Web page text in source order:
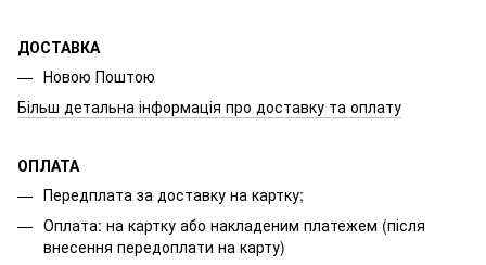
ДОСТАВКА
Новою Поштою
Більш детальна інформація про доставку та оплату
ОПЛАТА
Передплата за доставку на картку;
Оплата: на картку або накладеним платежем (після
внесення передоплати на карту)